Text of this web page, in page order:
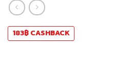
183฿CASHBACK